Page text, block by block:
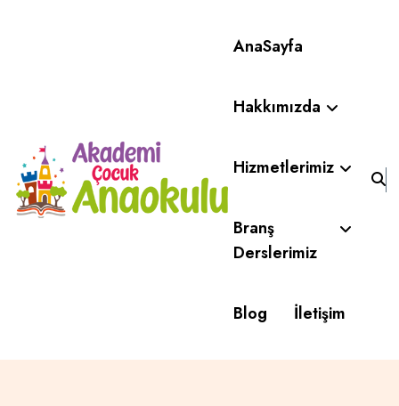
AnaSayfa
Hakkımızda
Hizmetlerimiz
Branş
Derslerimiz
Blog İletişim